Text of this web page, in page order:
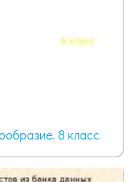
8 класс